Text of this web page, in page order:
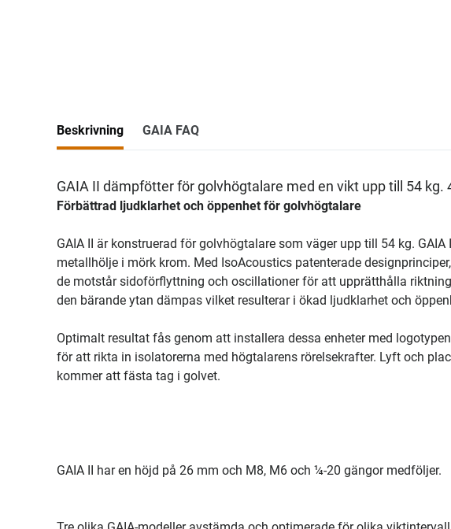
Beskrivning GAIA FAQ
GAIA II dämpfötter för golvhögtalare med en vikt upp till 54 kg.
Förbättrad ljudklarhet och öppenhet för golvhögtalare
GAIA II är konstruerad för golvhögtalare som väger upp till 54 kg.
metallhölje i mörk krom. Med IsoAcoustics patenterade
de motstår sidoförflyttning och oscillationer för att upprätthålla
den bärande ytan dämpas vilket resulterar i ökad ljudklarhet och
Optimalt resultat fås genom att installera dessa enheter med
för att rikta in isolatorerna med högtalarens rörelsekrafter. Lyft och
kommer att fästa tag i golvet.
GAIA II har en höjd på 26 mm och M8, M6 och ¼-20 gängor medföljer.